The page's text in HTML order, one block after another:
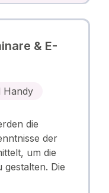
& E-
Handy
die
der
um die
Die